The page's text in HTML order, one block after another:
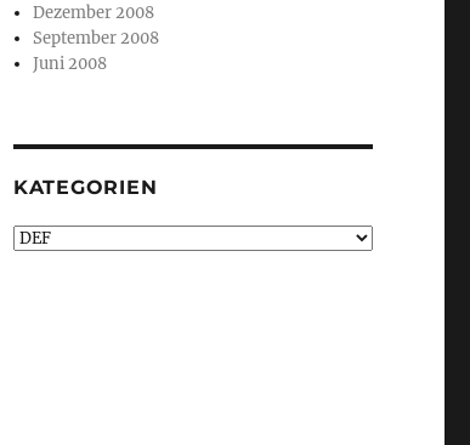
Dezember 2008
September 2008
Juni 2008
KATEGORIEN
Kategorien